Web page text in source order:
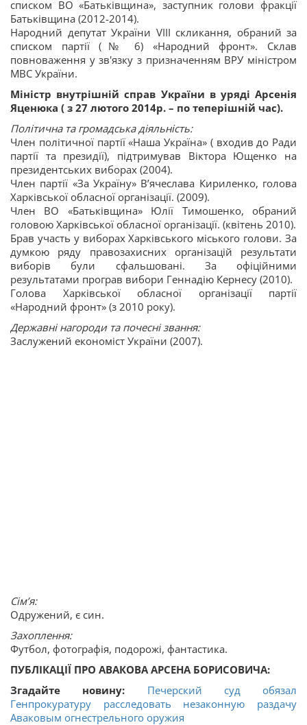
списком ВО «Батьківщина», заступник голови фракції
Батьківщина (2012-2014).
Народний депутат України VIII скликання, обраний за
списком партії (№ 6) «Народний фронт». Склав
повноваження у зв'язку з призначенням ВРУ міністром
МВС України.
Міністр внутрішній справ України в уряді Арсенія
Яценюка ( з 27 лютого 2014р. – по теперішній час).
Політична та громадська діяльність:
Член політичної партії «Наша Україна» ( входив до Ради
партії та президії), підтримував Віктора Ющенко на
президентських виборах (2004).
Член партії «За Україну» В’ячеслава Кириленко, голова
Харківської обласної організації. (2009).
Член ВО «Батьківщина» Юлії Тимошенко, обраний
головою Харківської обласної організації. (квітень 2010).
Брав участь у виборах Харківського міського голови. За
думкою ряду правозахисних організацій результати
виборів були сфальшовані. За офіційними
результатами програв вибори Геннадію Кернесу (2010).
Голова Харківської обласної організації партії
«Народний фронт» (з 2010 року).
Державні нагороди та почесні звання:
Заслужений економіст України (2007).
Сім’я:
Одружений, є син.
Захоплення:
Футбол, фотографія, подорожі, фантастика.
ПУБЛІКАЦІЇ ПРО АВАКОВА АРСЕНА БОРИСОВИЧА:
Згадайте новину: Печерский суд обязал
Генпрокуратуру расследовать незаконную раздачу
Аваковым огнестрельного оружия